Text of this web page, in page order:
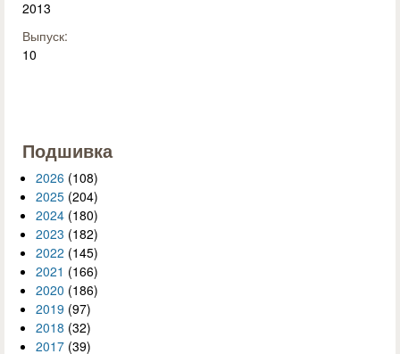
2013
Выпуск:
10
Подшивка
2026 (108)
2025 (204)
2024 (180)
2023 (182)
2022 (145)
2021 (166)
2020 (186)
2019 (97)
2018 (32)
2017 (39)